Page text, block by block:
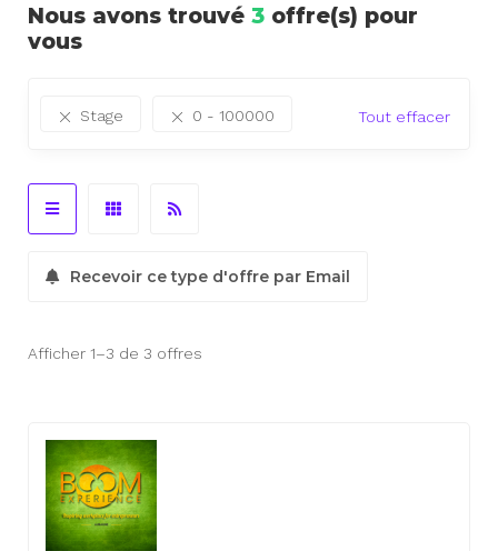
Nous avons trouvé 3 offre(s) pour
vous
Stage 0 - 100000 Tout effacer
Recevoir ce type d'offre par Email
Afficher 1–3 de 3 offres